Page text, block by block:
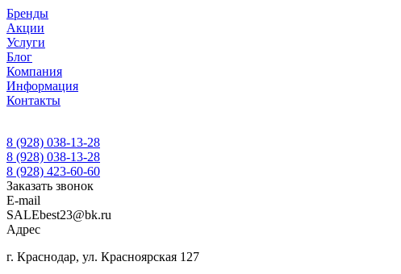
Бренды
Акции
Услуги
Блог
Компания
Информация
Контакты
8 (928) 038-13-28
8 (928) 038-13-28
8 (928) 423-60-60
Заказать звонок
E-mail
SALEbest23@bk.ru
Адрес
г. Краснодар, ул. Красноярская 127